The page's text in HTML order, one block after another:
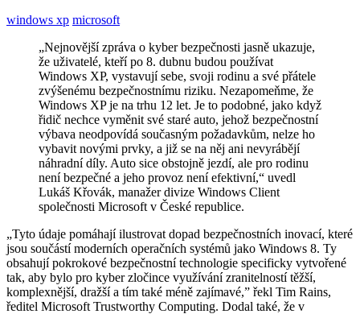
windows xp microsoft
„Nejnovější zpráva o kyber bezpečnosti jasně ukazuje,
že uživatelé, kteří po 8. dubnu budou používat
Windows XP, vystavují sebe, svoji rodinu a své přátele
zvýšenému bezpečnostnímu riziku. Nezapomeňme, že
Windows XP je na trhu 12 let. Je to podobné, jako když
řidič nechce vyměnit své staré auto, jehož bezpečnostní
výbava neodpovídá současným požadavkům, nelze ho
vybavit novými prvky, a již se na něj ani nevyrábějí
náhradní díly. Auto sice obstojně jezdí, ale pro rodinu
není bezpečné a jeho provoz není efektivní,“ uvedl
Lukáš Křovák, manažer divize Windows Client
společnosti Microsoft v České republice.
„Tyto údaje pomáhají ilustrovat dopad bezpečnostních inovací, které
jsou součástí moderních operačních systémů jako Windows 8. Ty
obsahují pokrokové bezpečnostní technologie specificky vytvořené
tak, aby bylo pro kyber zločince využívání zranitelností těžší,
komplexnější, dražší a tím také méně zajímavé,” řekl Tim Rains,
ředitel Microsoft Trustworthy Computing. Dodal také, že v